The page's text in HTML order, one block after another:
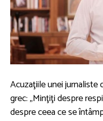
Acuzaţiile unei jurnaliste
grec: „Minţiţi despre
despre ceea ce se